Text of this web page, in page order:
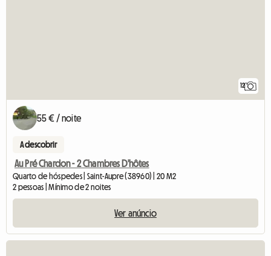
12
55 € / noite
A descobrir
Au Pré Chardon - 2 Chambres D'hôtes
Quarto de hóspedes | Saint-Aupre (38960) | 20 M2
2 pessoas | Mínimo de 2 noites
Ver anúncio